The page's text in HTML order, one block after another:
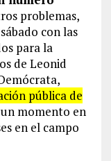
problemas,
con las
para la
de Leonid
pública de
momento en
en el campo